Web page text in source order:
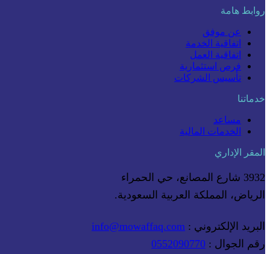
روابط هامة
عن موفق
اتفاقية الخدمة
اتفاقية العمل
فرص استثمارية
تأسيس الشركات
خدماتنا
مساعد
الخدمات المالية
المقر الإداري
3932 شارع المصانع، حي الحمراء
الرياض، المملكة العربية السعودية.
البريد الإلكتروني : info@mowaffaq.com
رقم الجوال : 0552090770